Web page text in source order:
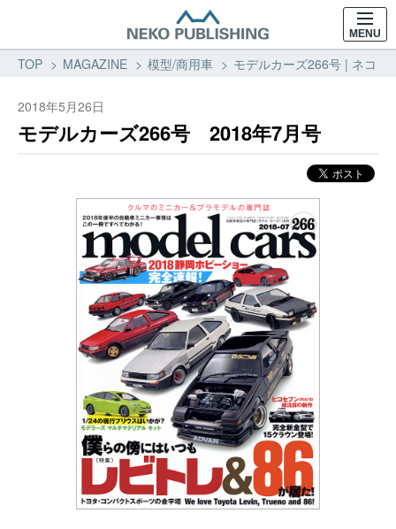
MENU
TOP MAGAZINE 模型/商用車 モデルカーズ266号 | ネコ・
2018年5月26日
モデルカーズ266号 2018年7月号